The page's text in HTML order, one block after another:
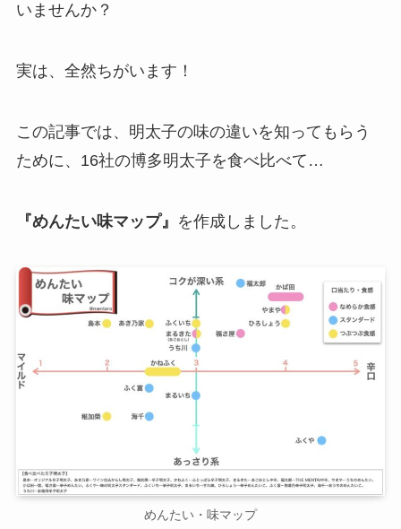
いませんか？
実は、全然ちがいます！
この記事では、明太子の味の違いを知ってもらう
ために、16社の博多明太子を食べ比べて…
『めんたい味マップ』 を作成しました。
めんたい・味マップ